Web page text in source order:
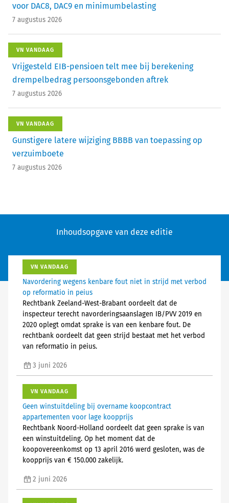
voor DAC8, DAC9 en minimumbelasting
7 augustus 2026
VN VANDAAG
Vrijgesteld EIB-pensioen telt mee bij berekening
drempelbedrag persoonsgebonden aftrek
7 augustus 2026
VN VANDAAG
Gunstigere latere wijziging BBBB van toepassing op
verzuimboete
7 augustus 2026
Inhoudsopgave van deze editie
VN VANDAAG
Navordering wegens kenbare fout niet in strijd met verbod
op reformatio in peius
Rechtbank Zeeland-West-Brabant oordeelt dat de
inspecteur terecht navorderingsaanslagen IB/PVV 2019 en
2020 oplegt omdat sprake is van een kenbare fout. De
rechtbank oordeelt dat geen strijd bestaat met het verbod
van reformatio in peius.
3 juni 2026
VN VANDAAG
Geen winstuitdeling bij overname koopcontract
appartementen voor lage koopprijs
Rechtbank Noord-Holland oordeelt dat geen sprake is van
een winstuitdeling. Op het moment dat de
koopovereenkomst op 13 april 2016 werd gesloten, was de
koopprijs van € 150.000 zakelijk.
2 juni 2026